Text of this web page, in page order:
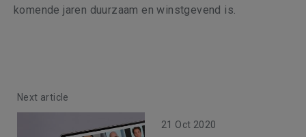
komende jaren duurzaam en winstgevend is.
Next article
21 Oct 2020